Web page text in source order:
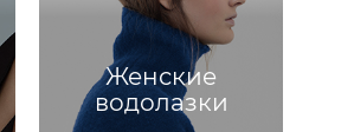
Женские
водолазки